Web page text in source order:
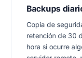
Backups
Copia de
retención de 30
hora si ocurre